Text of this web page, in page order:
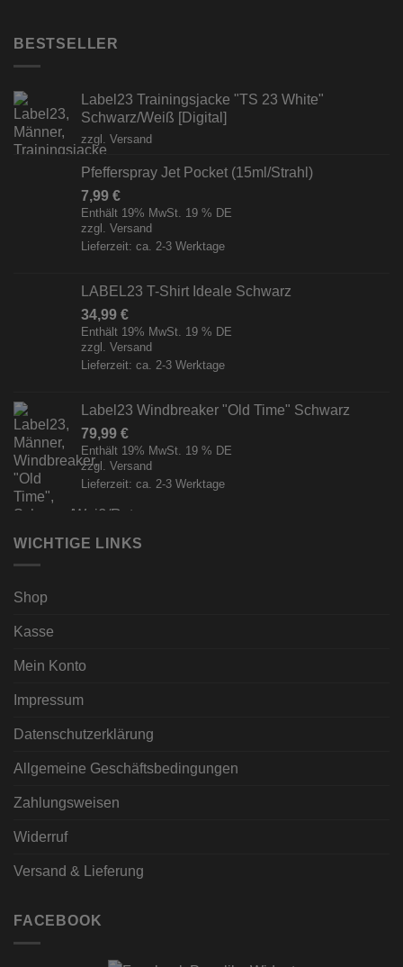
BESTSELLER
Label23 Trainingsjacke "TS 23 White"
Schwarz/Weiß [Digital]
zzgl. Versand
Pfefferspray Jet Pocket (15ml/Strahl)
7,99 €
Enthält 19% MwSt. 19 % DE
zzgl. Versand
Lieferzeit: ca. 2-3 Werktage
LABEL23 T-Shirt Ideale Schwarz
34,99 €
Enthält 19% MwSt. 19 % DE
zzgl. Versand
Lieferzeit: ca. 2-3 Werktage
Label23 Windbreaker "Old Time" Schwarz
79,99 €
Enthält 19% MwSt. 19 % DE
zzgl. Versand
Lieferzeit: ca. 2-3 Werktage
WICHTIGE LINKS
Shop
Kasse
Mein Konto
Impressum
Datenschutzerklärung
Allgemeine Geschäftsbedingungen
Zahlungsweisen
Widerruf
Versand & Lieferung
FACEBOOK